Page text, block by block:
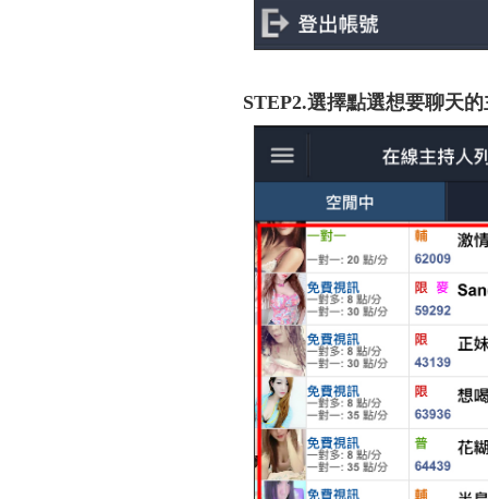
STEP2.選擇點選想要聊天